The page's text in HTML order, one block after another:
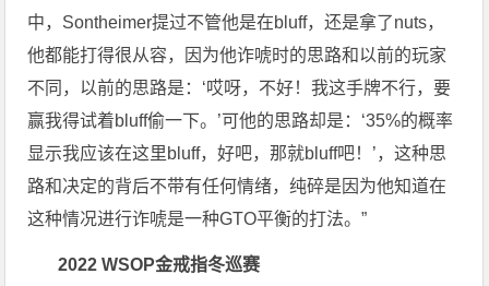
中，Sontheimer提过不管他是在bluff，还是拿了nuts，
他都能打得很从容，因为他诈唬时的思路和以前的玩家
不同，以前的思路是：‘哎呀，不好！我这手牌不行，要
赢我得试着bluff偷一下。’可他的思路却是：‘35%的概率
显示我应该在这里bluff，好吧，那就bluff吧！’，这种思
路和决定的背后不带有任何情绪，纯碎是因为他知道在
这种情况进行诈唬是一种GTO平衡的打法。”
2022 WSOP金戒指冬巡赛